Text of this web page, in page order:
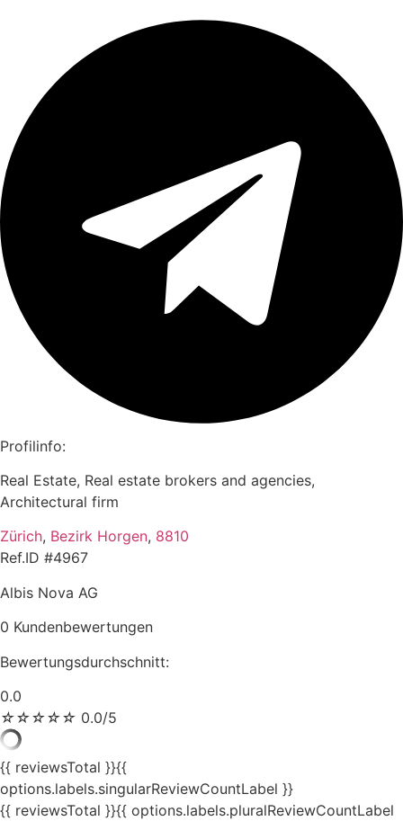
Profilinfo:
Real Estate, Real estate brokers and agencies,
Architectural firm
Zürich, Bezirk Horgen, 8810
Ref.ID #4967
Albis Nova AG
0 Kundenbewertungen
Bewertungsdurchschnitt:
0.0
☆☆☆☆☆ 0.0/5
{{ reviewsTotal }}{{
options.labels.singularReviewCountLabel }}
{{ reviewsTotal }}{{ options.labels.pluralReviewCountLabel